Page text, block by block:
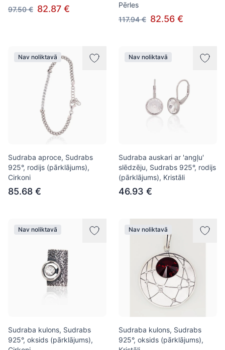
97.50 € 82.87 €
Pērles
117.94 € 82.56 €
Nav noliktavā
Sudraba aproce, Sudrabs
925°, rodijs (pārklājums),
Cirkoni
85.68 €
Nav noliktavā
Sudraba auskari ar 'angļu'
slēdzēju, Sudrabs 925°, rodijs
(pārklājums), Kristāli
46.93 €
Nav noliktavā
Sudraba kulons, Sudrabs
925°, oksids (pārklājums),
Nav noliktavā
Sudraba kulons, Sudrabs
925°, oksids (pārklājums),